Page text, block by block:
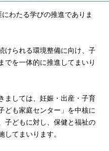
わたる学びの推進でありま
けられる環境整備に向け、子
でを一体的に推進してまいり
ましては、妊娠・出産・子育
ども家庭センター」を中核に
子どもに対し、保健と福祉の
してまいります。